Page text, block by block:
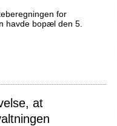
for
havde bopæl den 5.
at